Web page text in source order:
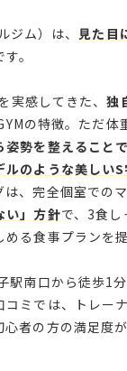
ジム）は、見た目
す。
実感してきた、独
の特徴。ただ体
姿勢を整えること
のような美しい
、完全個室での
い」方針で、3食
る食事プランを
駅南口から徒歩1
コミでは、トレー
者の方の満足度